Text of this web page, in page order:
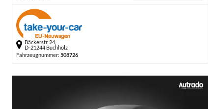
Bäckerstr. 24,
D-21244 Buchholz
Fahrzeugnummer: 508726